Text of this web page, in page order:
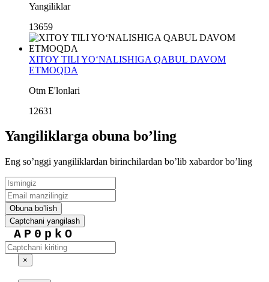
Yangiliklar
13659
XITOY TILI YO‘NALISHIGA QABUL DAVOM
ETMOQDA
Otm E'lonlari
12631
Yangiliklarga obuna boʼling
Eng soʼnggi yangiliklardan birinchilardan boʼlib xabardor boʼling
Obuna boʼlish
Captchani yangilash
AP0pkO
×